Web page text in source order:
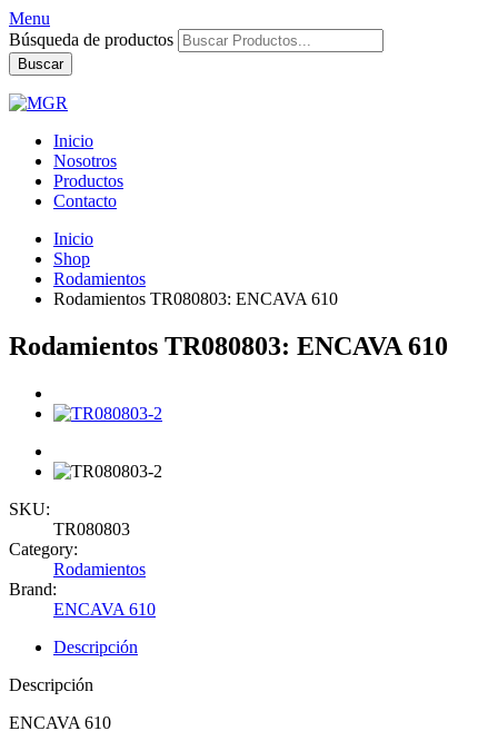
Menu
Búsqueda de productos
Buscar
Inicio
Nosotros
Productos
Contacto
Inicio
Shop
Rodamientos
Rodamientos TR080803: ENCAVA 610
Rodamientos TR080803: ENCAVA 610
SKU:
TR080803
Category:
Rodamientos
Brand:
ENCAVA 610
Descripción
Descripción
ENCAVA 610